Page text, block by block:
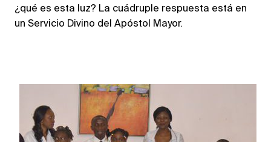
¿qué es esta luz? La cuádruple respuesta está en
un Servicio Divino del Apóstol Mayor.